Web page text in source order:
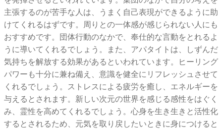
主張するのが苦手な人は、うまく自己表現ができるように助
けてくれるはずです。周りとの一体感が感じられない人にも
おすすめです。団体行動のなかで、奉仕的な言動をとれるよ
うに導いてくれるでしょう。また、アパタイトは、しずんだ
気持ちを解放する効果があるといわれています。ヒーリング
パワーも十分に兼ね備え、意識を健全にリフレッシュさせて
くれるでしょう。ストレスによる疲労を癒し、エネルギーを
与えるとされます。新しい次元の世界を感じる感性をはぐく
み、霊性を高めてくれるでしょう。心身を生き生きと活性化
するとされるため、元気を取り戻したいときに身につけると